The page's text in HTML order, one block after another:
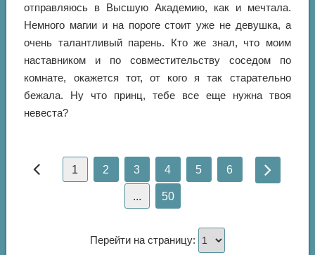
отправляюсь в Высшую Академию, как и мечтала.
Немного магии и на пороге стоит уже не девушка, а
очень талантливый парень. Кто же знал, что моим
наставником и по совместительству соседом по
комнате, окажется тот, от кого я так старательно
бежала. Ну что принц, тебе все еще нужна твоя
невеста?
1 2 3 4 5 6
... 50
Перейти на страницу: